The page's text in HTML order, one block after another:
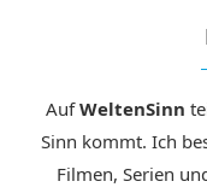
AufWeltenSinn
Sinn kommt. Ich
Filmen, Serien